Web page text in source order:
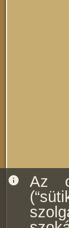
info
Az